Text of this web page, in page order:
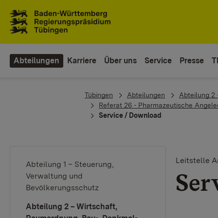
Abteilungen Karriere Über uns Service Presse
You are here:
Tübingen Abteilungen
Abteilung 2
Referat 26 - Pharmazeutische
Service / Download
Abteilung 1 – Steuerung,
Verwaltung und
Bevölkerungsschutz
Abteilung 2 – Wirtschaft,
Leitstelle